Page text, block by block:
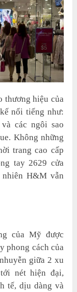
thương hiệu của
nổi tiếng như:
các ngôi sao
Không những
trang cao cấp
tay 2629 cửa
H&M vẫn
của Mỹ được
phong cách của
giữa 2 xu
nét hiện đại,
tế, dịu dàng và